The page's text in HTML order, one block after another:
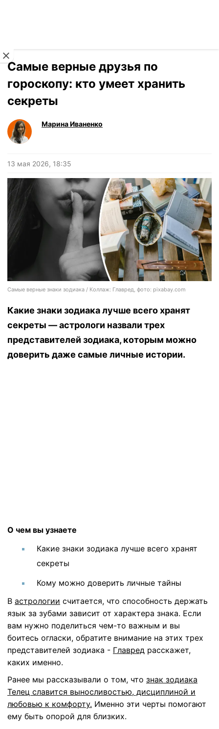
Самые верные друзья по
гороскопу: кто умеет хранить
секреты
Марина Иваненко
13 мая 2026, 18:35
Самые верные знаки зодиака / Коллаж: Главред, фото: pixabay.com
Какие знаки зодиака лучше всего хранят
секреты — астрологи назвали трех
представителей зодиака, которым можно
доверить даже самые личные истории.
О чем вы узнаете
Какие знаки зодиака лучше всего хранят
секреты
Кому можно доверить личные тайны
В астрологии считается, что способность держать
язык за зубами зависит от характера знака. Если
вам нужно поделиться чем-то важным и вы
боитесь огласки, обратите внимание на этих трех
представителей зодиака - Главред расскажет,
каких именно.
Ранее мы рассказывали о том, что знак зодиака
Телец славится выносливостью, дисциплиной и
любовью к комфорту. Именно эти черты помогают
ему быть опорой для близких.